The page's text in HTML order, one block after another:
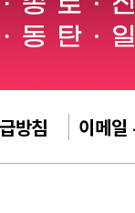
방침 이메일